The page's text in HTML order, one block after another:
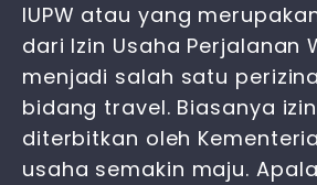
IUPW atau yang
dari Izin Usaha Perjalanan
menjadi salah satu
bidang travel. Biasanya
diterbitkan oleh
usaha semakin maju.